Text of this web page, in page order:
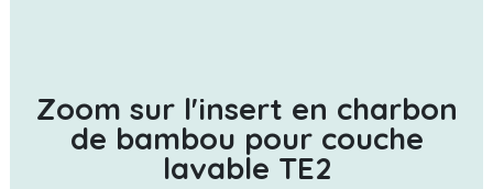
Zoom sur l'insert en charbon
de bambou pour couche
lavable TE2